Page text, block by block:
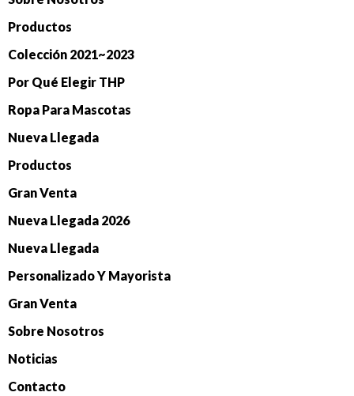
Productos
Colección 2021~2023
Por Qué Elegir THP
Ropa Para Mascotas
Nueva Llegada
Productos
Gran Venta
Nueva Llegada 2026
Nueva Llegada
Personalizado Y Mayorista
Gran Venta
Sobre Nosotros
Noticias
Contacto